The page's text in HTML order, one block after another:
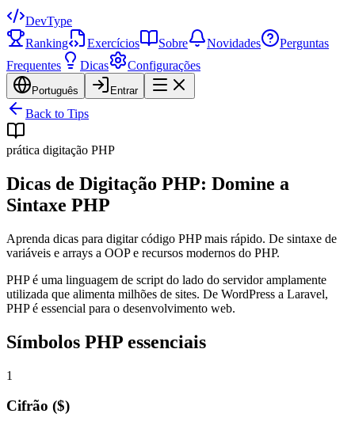
DevType
Ranking
Exercícios Sobre Novidades
Perguntas
Frequentes
Dicas Configurações
Português Entrar
Back to Tips
prática digitação PHP
Dicas de Digitação PHP: Domine a
Sintaxe PHP
Aprenda dicas para digitar código PHP mais rápido. De sintaxe de
variáveis e arrays a OOP e recursos modernos do PHP.
PHP é uma linguagem de script do lado do servidor amplamente
utilizada que alimenta milhões de sites. De WordPress a Laravel,
PHP é essencial para o desenvolvimento web.
Símbolos PHP essenciais
1
Cifrão ($)